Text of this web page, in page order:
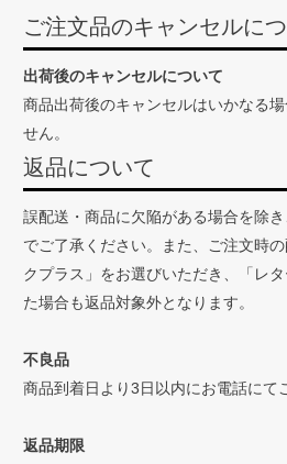
ご注文品のキャンセルに
出荷後のキャンセルについて
商品出荷後のキャンセルはいかなる
せん。
返品について
誤配送・商品に欠陥がある場合を除
でご了承ください。また、ご注文時
クプラス」をお選びいただき、「レ
た場合も返品対象外となります。
不良品
商品到着日より3日以内にお電話にて
返品期限